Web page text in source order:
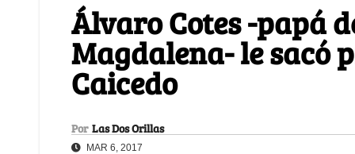
Álvaro Cotes -papá
Magdalena- le sacó
Caicedo
Por Las Dos Orillas
MAR 6, 2017